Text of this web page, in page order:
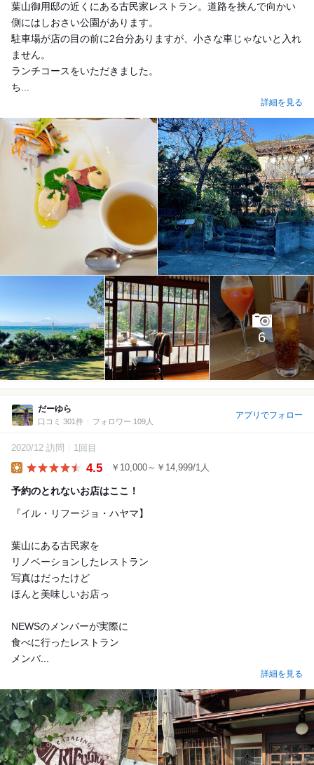
葉山御用邸の近くにある古民家レストラン。道路を挟んで向かい
側にはしおさい公園があります。
駐車場が店の目の前に2台分ありますが、小さな車じゃないと入れ
ません。
ランチコースをいただきました。
ち...
詳細を見る
6
だーゆら
口コミ 301件 フォロワー 109人
アプリでフォロー
2020/12 訪問 1回目
4.5 ￥10,000～￥14,999/1人
予約のとれないお店はここ！
『イル・リフージョ・ハヤマ】
葉山にある古民家を
リノベーションしたレストラン
写真はだったけど
ほんと美味しいお店っ
NEWSのメンバーが実際に
食べに行ったレストラン
メンバ...
詳細を見る